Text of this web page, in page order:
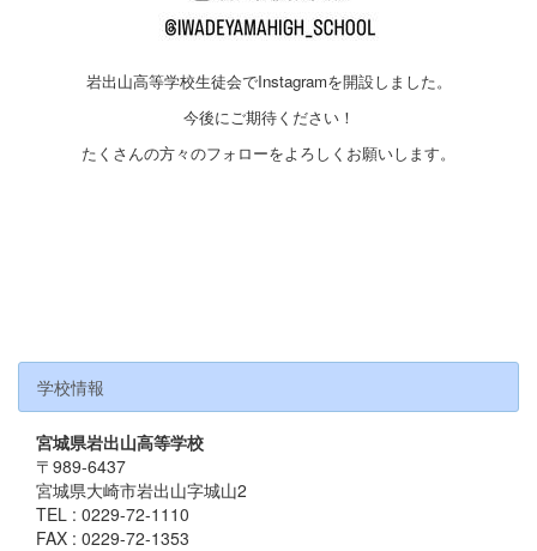
岩出山高等学校生徒会でInstagramを開設しました。
今後にご期待ください！
たくさんの方々のフォローをよろしくお願いします。
学校情報
宮城県岩出山高等学校
〒989-6437
宮城県大崎市岩出山字城山2
TEL : 0229-72-1110
FAX : 0229-72-1353